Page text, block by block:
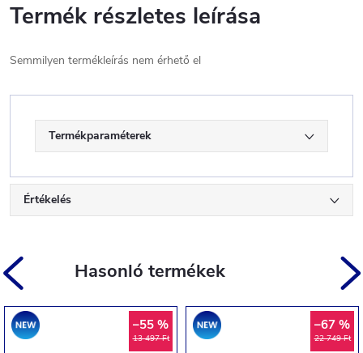
Termék részletes leírása
Semmilyen termékleírás nem érhető el
Termékparaméterek
Értékelés
Akció
13 497 Ft
–55 % Akció
22 749 Ft
–67 %